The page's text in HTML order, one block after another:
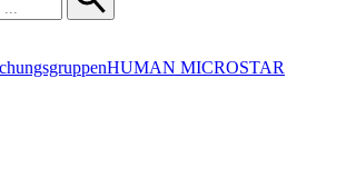
HUMAN MICROSTAR